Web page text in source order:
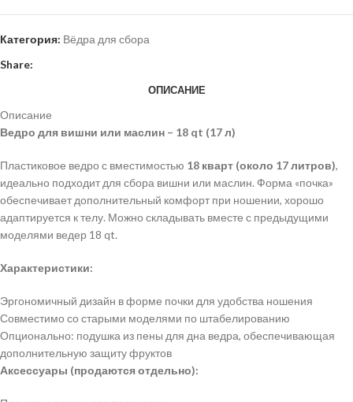
Категория: Вёдра для сбора
Share:
ОПИСАНИЕ
Описание
Ведро для вишни или маслин – 18 qt (17 л)
Пластиковое ведро с вместимостью 18 кварт (около 17 литров),
идеально подходит для сбора вишни или маслин. Форма «почка»
обеспечивает дополнительный комфорт при ношении, хорошо
адаптируется к телу. Можно складывать вместе с предыдущими
моделями ведер 18 qt.
Характеристики:
Эргономичный дизайн в форме почки для удобства ношения
Совместимо со старыми моделями по штабелированию
Опционально: подушка из пены для дна ведра, обеспечивающая
дополнительную защиту фруктов
Аксессуары (продаются отдельно):